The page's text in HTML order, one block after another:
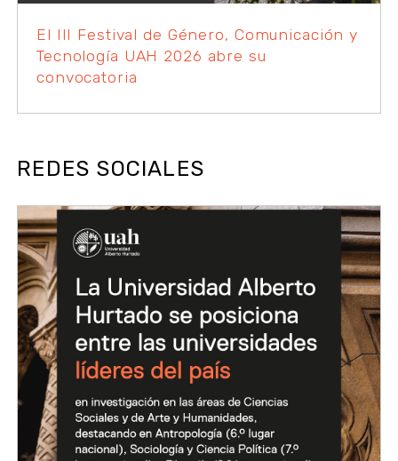
El III Festival de Género, Comunicación y
Tecnología UAH 2026 abre su
convocatoria
REDES SOCIALES